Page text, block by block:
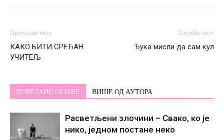
Претходни текст
КАКО БИТИ СРЕЋАН
УЧИТЕЉ
Следећи текст
Ђука мисли да сам кул
ПОВЕЗАНЕ ОБЈАВЕ ВИШЕ ОД АУТОРА
Расветљени злочини – Свако, ко је
нико, једном постане некo